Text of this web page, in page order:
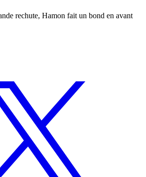
rechute, Hamon fait un bond en avant